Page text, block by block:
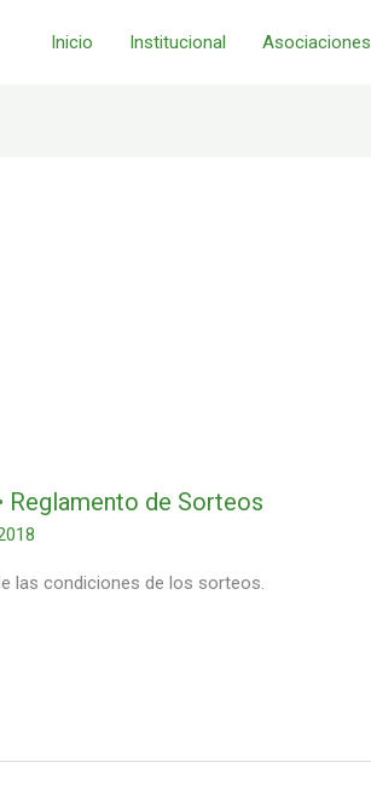
Inicio Institucional Asociaciones
Reglamento de Sorteos
las condiciones de los sorteos.